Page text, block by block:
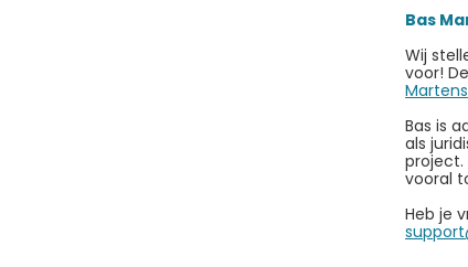
Bas
Wij
voor!
Martens
Bas is
als
project.
vooral
Heb je